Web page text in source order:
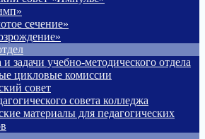
сечение»
задачи учебно-методического отдела
цикловые комиссии
совет
совета колледжа
материалы для педагогических